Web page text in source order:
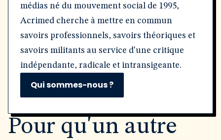
médias né du mouvement social de 1995,
Acrimed cherche à mettre en commun
savoirs professionnels, savoirs théoriques et
savoirs militants au service d'une critique
indépendante, radicale et intransigeante.
Qui sommes-nous ?
Pour qu'un autre